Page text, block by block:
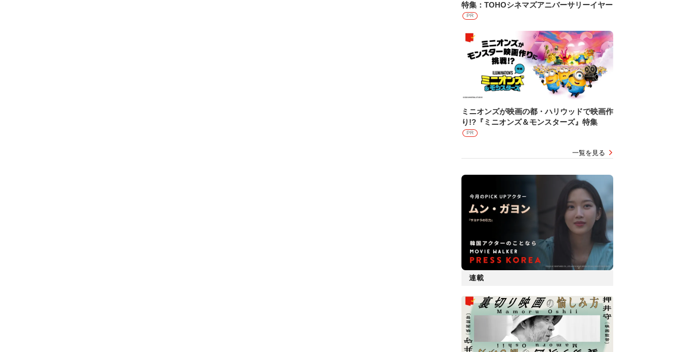
特集：TOHOシネマズアニバーサリーイヤー
PR
ミニオンズが映画の都・ハリウッドで映画作
り!?『ミニオンズ＆モンスターズ』特集
PR
一覧を見る
連載